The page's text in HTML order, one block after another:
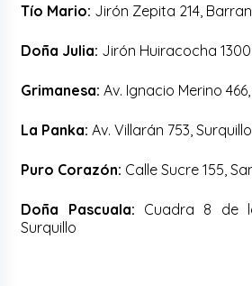
Tío Mario: Jirón Zepita 214,
Doña Julia: Jirón Huiracocha
Grimanesa: Av. Ignacio Merino
La Panka: Av. Villarán 753, Surquillo
Puro Corazón: Calle Sucre 155,
Doña Pascuala: Cuadra 8 de
Surquillo